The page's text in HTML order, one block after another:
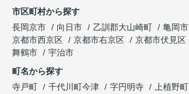
市区町村から探す
長岡京市
向日市 乙訓郡大山崎町
亀岡市
京都市西京区
京都市右京区 京都市伏見区
舞鶴市
宇治市
町名から探す
寺戸町
千代川町今津 字円明寺 上植野町